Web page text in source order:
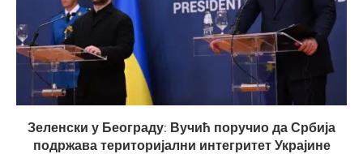
Зеленски у Београду: Вучић поручио да Србија
подржава територијални интегритет Украјине